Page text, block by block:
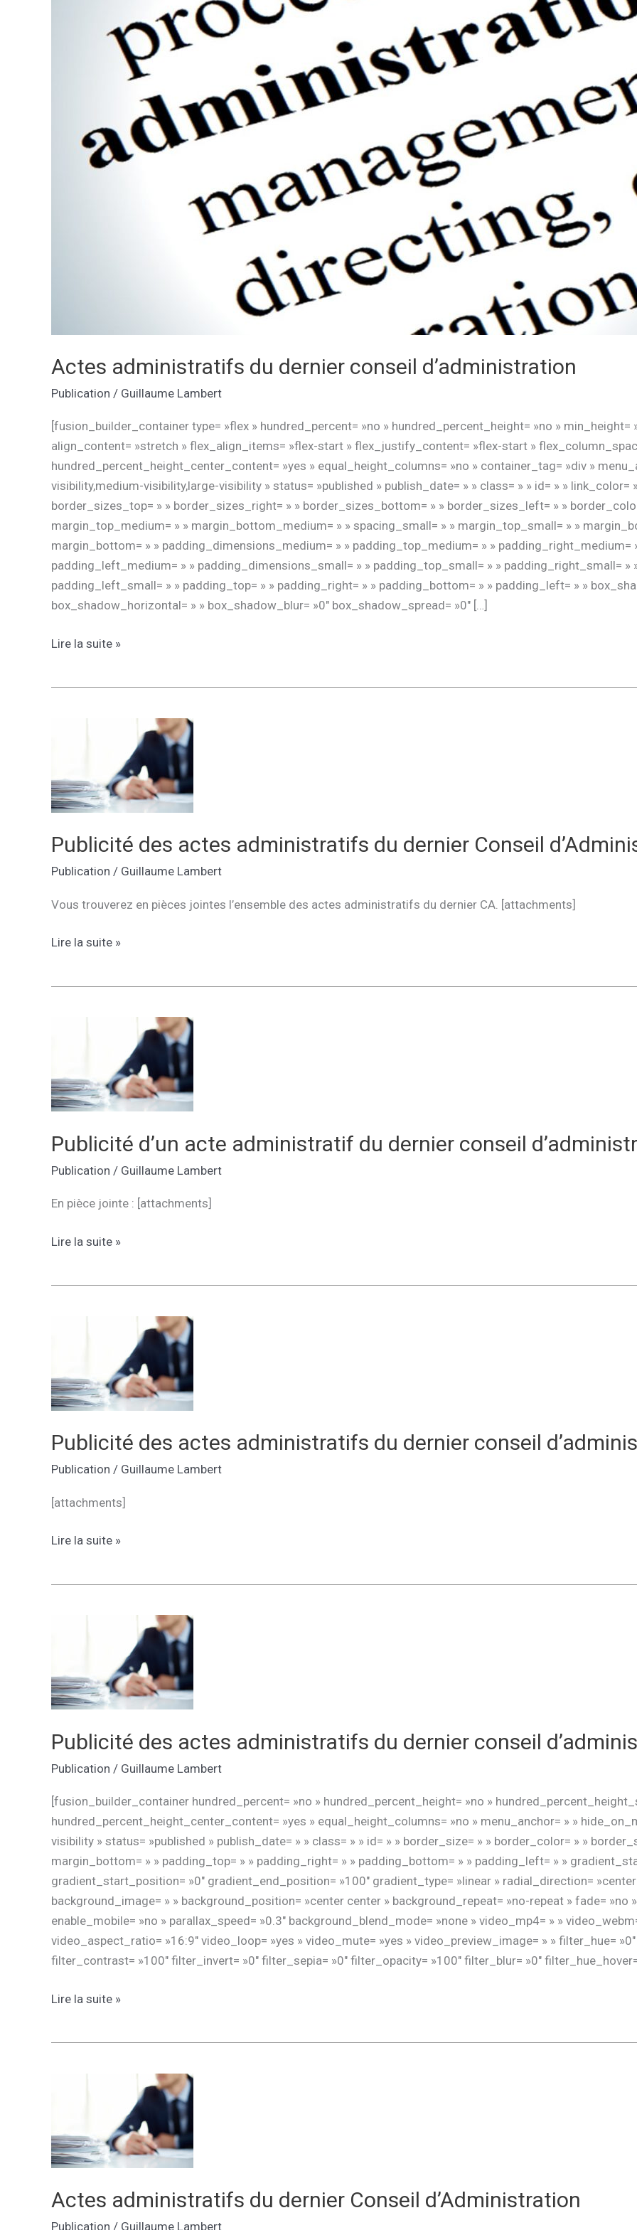
Actes administratifs du dernier conseil d’administration
Publication / Guillaume Lambert
[fusion_builder_container type= »flex » hundred_percent= »no » hundred_percent_height= »no »
align_content= »stretch » flex_align_items= »flex-start » flex_justify_content= »flex-start »
hundred_percent_height_center_content= »yes » equal_height_columns= »no » container_tag= »div »
visibility,medium-visibility,large-visibility » status= »published » publish_date= » » class= » » id= » » link_color=
border_sizes_top= » » border_sizes_right= » » border_sizes_bottom= » » border_sizes_left= » »
margin_top_medium= » » margin_bottom_medium= » » spacing_small= » » margin_top_small= » »
margin_bottom= » » padding_dimensions_medium= » » padding_top_medium= » » padding_right_medium=
padding_left_medium= » » padding_dimensions_small= » » padding_top_small= » » padding_right_small= »
padding_left_small= » » padding_top= » » padding_right= » » padding_bottom= » » padding_left= » »
box_shadow_horizontal= » » box_shadow_blur= »0″ box_shadow_spread= »0″ […]
Actes
conseil
d’administration
Lire la suite »
Publicité des actes administratifs du dernier Conseil
Publication / Guillaume Lambert
Vous trouverez en pièces jointes l’ensemble des actes administratifs du dernier CA. [attachments]
Publicité
d’Administration
Lire la suite »
Publicité d’un acte administratif du dernier conseil
Publication / Guillaume Lambert
En pièce jointe : [attachments]
Publicité
d’administration
Lire la suite »
Publicité des actes administratifs du dernier conseil
Publication / Guillaume Lambert
[attachments]
Publicité
d’administration
(10/02/2020)
Lire la suite »
Publicité des actes administratifs du dernier conseil
Publication / Guillaume Lambert
[fusion_builder_container hundred_percent= »no » hundred_percent_height= »no »
hundred_percent_height_center_content= »yes » equal_height_columns= »no » menu_anchor= » »
visibility » status= »published » publish_date= » » class= » » id= » » border_size= » » border_color= » »
margin_bottom= » » padding_top= » » padding_right= » » padding_bottom= » » padding_left= » »
gradient_start_position= »0″ gradient_end_position= »100″ gradient_type= »linear » radial_direction=
background_image= » » background_position= »center center » background_repeat= »no-repeat » fade= »no
enable_mobile= »no » parallax_speed= »0.3″ background_blend_mode= »none » video_mp4= » »
video_aspect_ratio= »16:9″ video_loop= »yes » video_mute= »yes » video_preview_image= » » filter_hue=
filter_contrast= »100″ filter_invert= »0″ filter_sepia= »0″ filter_opacity= »100″ filter_blur= »0″
Publicité
d’administration
Lire la suite »
Actes administratifs du dernier Conseil d’Administration
Publication / Guillaume Lambert